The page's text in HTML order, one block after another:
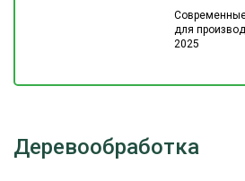
для
2025
Деревообработка